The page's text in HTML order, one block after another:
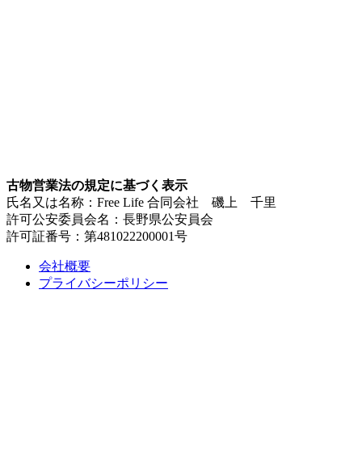
古物営業法の規定に基づく表示
氏名又は名称：Free Life 合同会社 磯上 千里
許可公安委員会名：長野県公安員会
許可証番号：第481022200001号
会社概要
プライバシーポリシー